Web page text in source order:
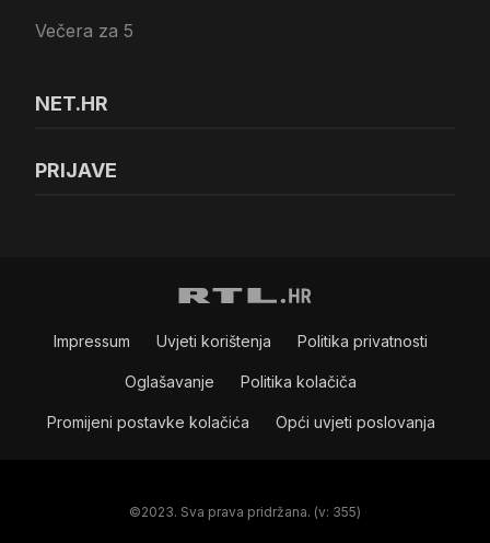
Večera za 5
NET.HR
PRIJAVE
Impressum Uvjeti korištenja Politika privatnosti
Oglašavanje Politika kolačiča
Promijeni postavke kolačića Opći uvjeti poslovanja
©2023. Sva prava pridržana. (v: 355)